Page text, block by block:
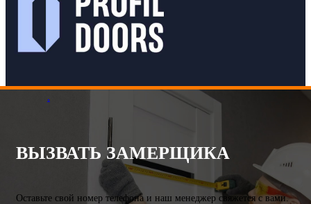
.
ВЫЗВАТЬ ЗАМЕРЩИКА
Оставьте свой номер телефона и наш менеджер свяжется с вами.